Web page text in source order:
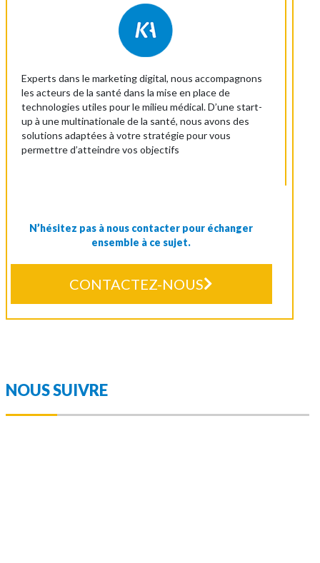
Experts dans le marketing digital, nous accompagnons
les acteurs de la santé dans la mise en place de
technologies utiles pour le milieu médical. D’une start-
up à une multinationale de la santé, nous avons des
solutions adaptées à votre stratégie pour vous
permettre d’atteindre vos objectifs
N’hésitez pas à nous contacter pour échanger
ensemble à ce sujet.
CONTACTEZ-NOUS
NOUS SUIVRE